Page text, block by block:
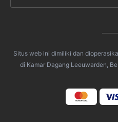
Situs web ini dimiliki dan
di Kamar Dagang Leeuwarden,